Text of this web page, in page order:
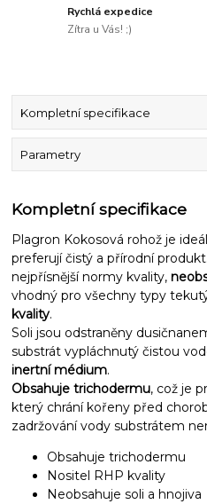
Rychlá expedice
Zítra u Vás! ;)
Kompletní specifikace
Parametry
Kompletní specifikace
Plagron Kokosová rohož je
preferují čistý a přírodní
nejpřísnější normy kvality,
vhodný pro všechny typy
kvality.
Soli jsou odstraněny
substrát vypláchnutý čistou
inertní médium.
Obsahuje trichodermu, což je
který chrání kořeny před
zadržování vody substrátem
Obsahuje trichodermu
Nositel RHP kvality
Neobsahuje soli a hnojiva